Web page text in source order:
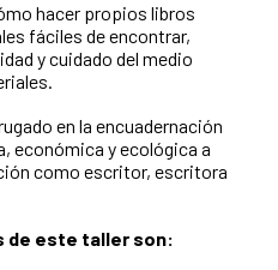
hacer propios libros
fáciles de encontrar,
y cuidado del medio
en la encuadernación
económica y ecológica a
como escritor, escritora
de este taller son: